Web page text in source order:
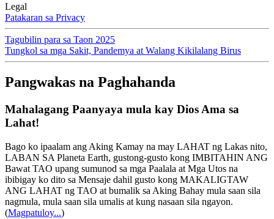
Legal
Patakaran sa Privacy
Tagubilin para sa Taon 2025
Tungkol sa mga Sakit, Pandemya at Walang Kikilalang Birus
Pangwakas na Paghahanda
Mahalagang Paanyaya mula kay Dios Ama sa
Lahat!
Bago ko ipaalam ang Aking Kamay na may LAHAT ng Lakas nito,
LABAN SA Planeta Earth, gustong-gusto kong IMBITAHIN ANG
Bawat TAO upang sumunod sa mga Paalala at Mga Utos na
ibibigay ko dito sa Mensaje dahil gusto kong MAKALIGTAW
ANG LAHAT ng TAO at bumalik sa Aking Bahay mula saan sila
nagmula, mula saan sila umalis at kung nasaan sila ngayon.
(Magpatuloy...)